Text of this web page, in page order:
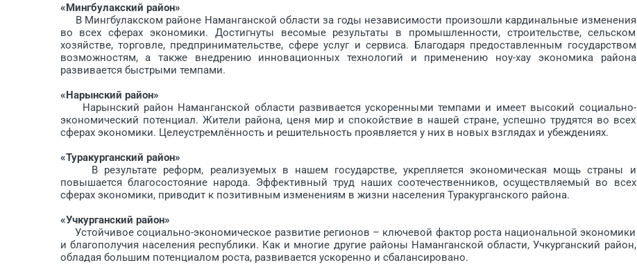
«Мингбулакский район»
В Мингбулакском районе Наманганской области за годы независимости произошли кардинальные изменения
во всех сферах экономики. Достигнуты весомые результаты в промышленности, строительстве, сельском
хозяйстве, торговле, предпринимательстве, сфере услуг и сервиса. Благодаря предоставленным государством
возможностям, а также внедрению инновационных технологий и применению ноу-хау экономика района
развивается быстрыми темпами.
«Нарынский район»
Нарынский район Наманганской области развивается ускоренными темпами и имеет высокий социально-
экономический потенциал. Жители района, ценя мир и спокойствие в нашей стране, успешно трудятся во всех
сферах экономики. Целеустремлённость и решительность проявляется у них в новых взглядах и убеждениях.
«Туракурганский район»
В результате реформ, реализуемых в нашем государстве, укрепляется экономическая мощь страны и
повышается благосостояние народа. Эффективный труд наших соотечественников, осуществляемый во всех
сферах экономики, приводит к позитивным изменениям в жизни населения Туракурганского района.
«Учкурганский район»
Устойчивое социально-экономическое развитие регионов – ключевой фактор роста национальной экономики
и благополучия населения республики. Как и многие другие районы Наманганской области, Учкурганский район,
обладая большим потенциалом роста, развивается ускоренно и сбалансировано.